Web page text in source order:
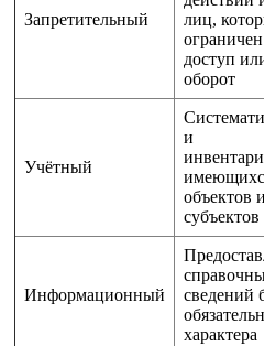
Запретительный
лиц,
ограничен
доступ
оборот
Учётный
и
объектов
субъектов
Информационный
сведений
характера